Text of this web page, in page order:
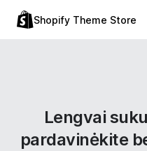
Shopify Theme Store
Lengvai
pardavinėkite